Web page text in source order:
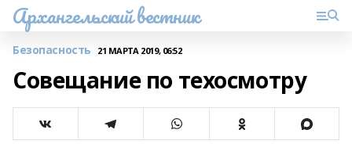
Архангельский вестник
Безопасность 21 МАРТА 2019, 06:52
Совещание по техосмотру